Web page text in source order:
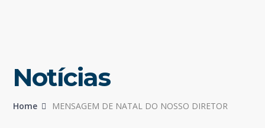
Notícias
Home MENSAGEM DE NATAL DO NOSSO DIRETOR